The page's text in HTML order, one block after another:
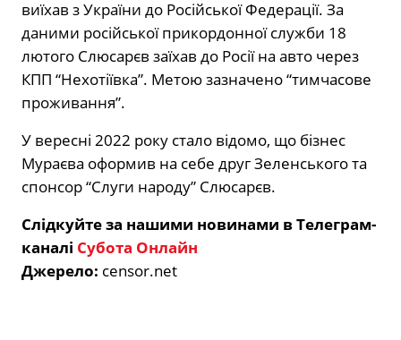
виїхав з України до Російської Федерації. За
даними російської прикордонної служби 18
лютого Слюсарєв заїхав до Росії на авто через
КПП “Нехотіївка”. Метою зазначено “тимчасове
проживання”.
У вересні 2022 року стало відомо, що бізнес
Мураєва оформив на себе друг Зеленського та
спонсор “Слуги народу” Слюсарєв.
Слідкуйте за нашими новинами в Телеграм-
каналі Субота Онлайн
Джерело: censor.net